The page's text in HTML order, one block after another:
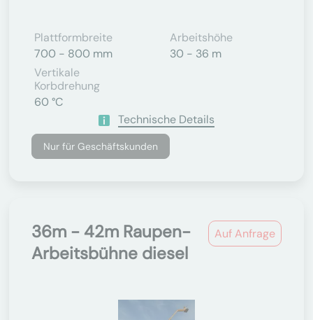
Plattformbreite
700 - 800 mm
Arbeitshöhe
30 - 36 m
Vertikale
Korbdrehung
60 °C
Technische Details
Nur für Geschäftskunden
Auf Anfrage
36m - 42m Raupen-
Arbeitsbühne diesel